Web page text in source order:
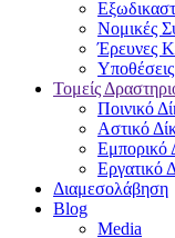
Νομικές
Έρευνες
Τομείς
Ποινικό
Αστικό
Εμπορικό
Εργατικό
Διαμεσολάβηση
Blog
Media